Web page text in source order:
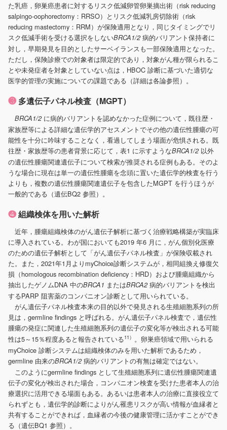
た乳癌，卵巣癌患者に対するリスク低減卵管卵巣摘出術（risk reducing
salpingo-oophorectomy：RRSO）とリスク低減乳房切除術（risk
reducing mastectomy：RRM）が保険適用となり，同じタイミングでリ
スク低減手術を受ける選択をしないBRCA1/2病的バリアント保持者に
対し，早期発見を目的としたサーベイランスも一部保険適用となった。
ただし，保険診療での対象者は限定的であり，対象がん種が限られるこ
とや未発症者を対象としていない点は，HBOC 診断に基づいた適切な
医学的管理の実施についての課題である（詳細は各論参照）。
❸ 多遺伝子パネル検査（MGPT）
BRCA1/2に病的バリアントを認めなかった症例について，既往歴・
家族歴等による詳細な遺伝学的アセスメントでその他の遺伝性腫瘍の可
能性を十分に吟味することなく，看過してしまう場面が危惧される。既
往歴・家族歴等の患者背景に応じて，表1 に示すようなBRCA1/2以外
の遺伝性腫瘍関連遺伝子について検索が推奨される症例もある。そのよ
うな場合に現在は単一の遺伝性腫瘍を念頭に置いた遺伝学的検査を行う
よりも，複数の遺伝性腫瘍関連遺伝子を包含したMGPT を行うほうが
一般的である（遺伝BQ2 参照）。
❹組織検体を用いた解析
近年，腫瘍組織検体のがん遺伝子解析に基づく治療戦略構築が実臨床
に導入されている。わが国においても2019 年6 月に，がん個別化医療
のための遺伝子解析として「がん遺伝子パネル検査」が保険収載され
た。また，2021年1月よりmyChoice診断システムが，相同組換え修復欠
損（homologous recombination deficiency：HRD）および腫瘍組織から
抽出したゲノムDNA 中のBRCA1 またはBRCA2病的バリアントを検出
するPARP 阻害薬のコンパニオン診断として用いられている。
がん遺伝子パネル検査本来の目的以外で発見される生殖細胞系列の所
見は，germline findings と呼ばれる。がん遺伝子パネル検査で，遺伝性
腫瘍の発症に関連した生殖細胞系列の遺伝子の変化等が検出される可能
性は5～15％程度あると報告されている11） 。卵巣癌領域で用いられる
myChoice 診断システムは組織検体のみを用いた解析であるため，
germline 由来のBRCA1/2病的バリアントの有無は確定ではない。
このようにgermline findings として生殖細胞系列に遺伝性腫瘍関連遺
伝子の変化が検出された場合，コンパニオン検査を受けた患者本人の治
療選択に活用できる場面もある。あるいは患者本人の治療に直接役立て
られずとも，遺伝学的診断によりがん罹患リスクが高い情報が血縁者と
共有することができれば，血縁者の今後の健康管理に活かすことができ
る（遺伝BQ1 参照）。